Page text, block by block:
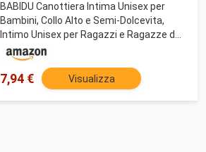
BABIDU Canottiera Intima Unisex per
Bambini, Collo Alto e Semi-Dolcevita,
Intimo Unisex per Ragazzi e Ragazze dai
2 ai 16 Anni, Canottiera a Maniche
Lunghe in Cotone e Poliestere, Tessuto
Felpato
7,94 € Visualizza